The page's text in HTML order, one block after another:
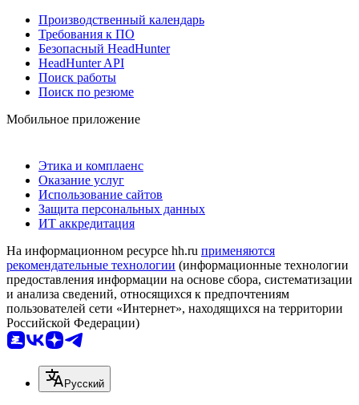
Производственный календарь
Требования к ПО
Безопасный HeadHunter
HeadHunter API
Поиск работы
Поиск по резюме
Мобильное приложение
Этика и комплаенс
Оказание услуг
Использование сайтов
Защита персональных данных
ИТ аккредитация
На информационном ресурсе hh.ru применяются
рекомендательные технологии (информационные технологии
предоставления информации на основе сбора, систематизации
и анализа сведений, относящихся к предпочтениям
пользователей сети «Интернет», находящихся на территории
Российской Федерации)
Русский